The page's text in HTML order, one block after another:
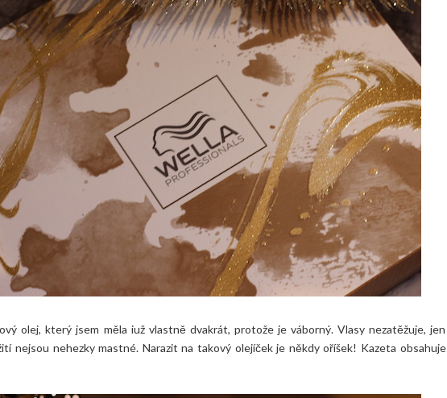
olej, který jsem měla iuž vlastně dvakrát, protože je váborný. Vlasy nezatěžuje, jen
nejsou nehezky mastné. Narazit na takový olejíček je někdy oříšek! Kazeta obsahuje